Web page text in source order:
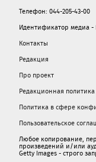
Телефон: 044-205-43-00
Идентификатор медиа -
Контакты
Редакция
Про проект
Редакционная политика
Политика в сфере
Пользовательское
Любое копирование,
произведений и/или
Getty Images - строго